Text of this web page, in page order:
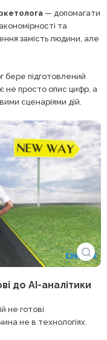
— допомагати
та
замість людини, але
бере підготовлений
не просто опис цифр, а
сценаріями дій.
до AI-аналітики
не готові
не в технологіях.